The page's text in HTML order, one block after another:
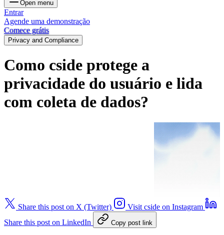
Open menu
Entrar
Agende uma demonstração
Comece grátis
Privacy and Compliance
Como cside protege a
privacidade do usuário e lida
com coleta de dados?
Share this post on X (Twitter)
Visit cside on Instagram
Share this post on LinkedIn
Copy post link